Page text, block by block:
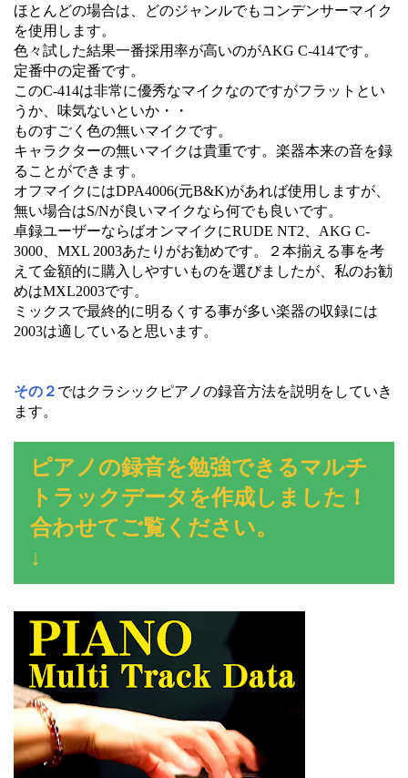
ほとんどの場合は、どのジャンルでもコンデンサーマイク
を使用します。
色々試した結果一番採用率が高いのがAKG C-414です。
定番中の定番です。
このC-414は非常に優秀なマイクなのですがフラットとい
うか、味気ないといか・・
ものすごく色の無いマイクです。
キャラクターの無いマイクは貴重です。楽器本来の音を録
ることができます。
オフマイクにはDPA4006(元B&K)があれば使用しますが、
無い場合はS/Nが良いマイクなら何でも良いです。
卓録ユーザーならばオンマイクにRUDE NT2、AKG C-
3000、MXL 2003あたりがお勧めです。２本揃える事を考
えて金額的に購入しやすいものを選びましたが、私のお勧
めはMXL2003です。
ミックスで最終的に明るくする事が多い楽器の収録には
2003は適していると思います。
その２ ではクラシックピアノの録音方法を説明をしていき
ます。
ピアノの録音を勉強できるマルチ
トラックデータを作成しました！
合わせてご覧ください。
↓